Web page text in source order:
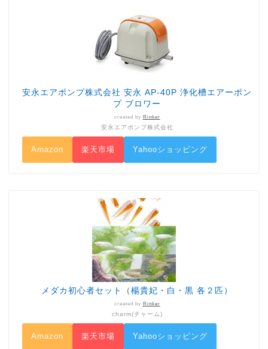
安永エアポンプ株式会社 安永 AP-40P 浄化槽エアーポン
プ ブロワー
created by Rinker
安永エアポンプ株式会社
Amazon 楽天市場 Yahooショッピング
メダカ初心者セット（楊貴妃・白・黒 各２匹）
created by Rinker
charm(チャーム)
Amazon 楽天市場 Yahooショッピング